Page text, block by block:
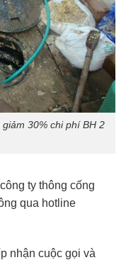
30% chi phí BH 2
ty thông cống
qua hotline
nhận cuộc gọi và